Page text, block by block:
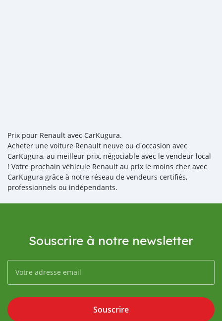
Prix pour Renault avec CarKugura.
Acheter une voiture Renault neuve ou d'occasion avec
CarKugura, au meilleur prix, négociable avec le vendeur local
! Votre prochain véhicule Renault au prix le moins cher avec
CarKugura grâce à notre réseau de vendeurs certifiés,
professionnels ou indépendants.
Souscrire à notre newsletter
Souscrire